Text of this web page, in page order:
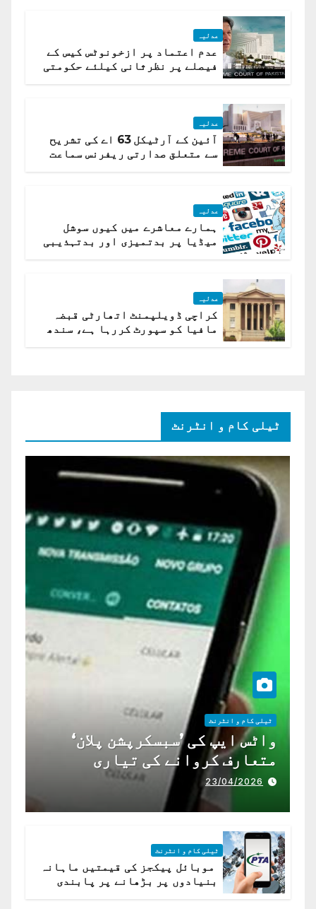
عدلیہ
عدم اعتماد پر ازخونوٹس کیس کے
فیصلے پر نظرثانی کیلئے حکومتی
عدلیہ
آئین کے آرٹیکل 63 اے کی تشریح
سے متعلق صدارتی ریفرنس سماعت
عدلیہ
ہمارے معاشرے میں کیوں سوشل
میڈیا پر بدتمیزی اور بدتہذیبی
عدلیہ
کراچی ڈویلپمنٹ اتھارٹی قبضہ
مافیا کو سپورٹ کررہا ہے، سندھ
ٹیلی کام و انٹرنٹ
ٹیلی کام و انٹرنٹ
واٹس ایپ کی ’سبسکرپشن پلان‘
متعارف کروانے کی تیاری
23/04/2026
ٹیلی کام و انٹرنٹ
موبائل پیکجز کی قیمتیں ماہانہ
بنیادوں پر بڑھانے پر پابندی